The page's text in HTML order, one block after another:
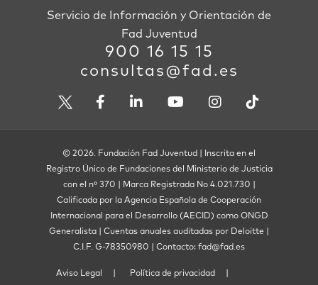
Servicio de Información y Orientación de
Fad Juventud
900 16 15 15
consultas@fad.es
© 2026. Fundación Fad Juventud | Inscrita en el
Registro Único de Fundaciones del Ministerio de Justicia
con el nº 370 | Marca Registrada No 4.021.730 |
Calificada por la Agencia Española de Cooperación
Internacional para el Desarrollo (AECID) como ONGD
Generalista | Cuentas anuales auditadas por Deloitte |
C.I.F. G-78350980 | Contacto: fad@fad.es
Aviso Legal Política de privacidad